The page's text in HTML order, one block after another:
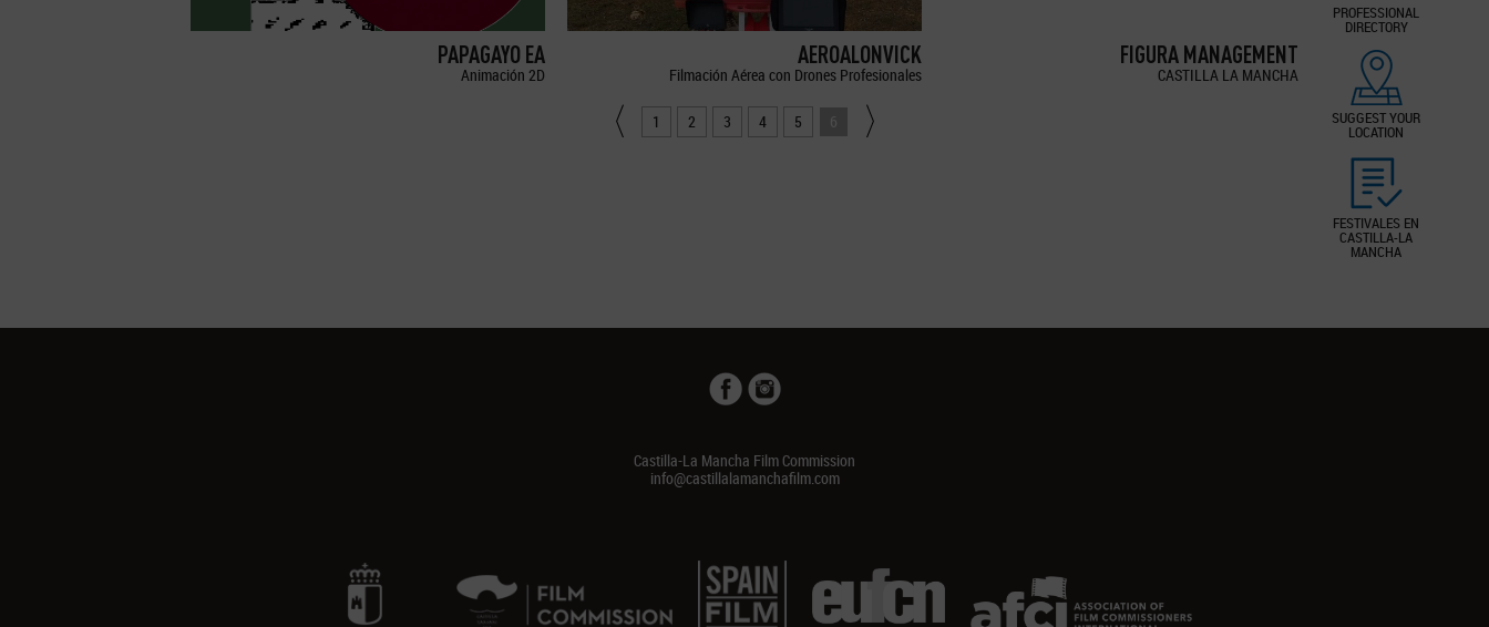
PROFESSIONAL
DIRECTORY
SUGGEST YOUR
LOCATION
FESTIVALES EN
CASTILLA-LA
MANCHA
PAPAGAYO EA
Animación 2D
AEROALONVICK
Filmación Aérea con Drones Profesionales
FIGURA MANAGEMENT
CASTILLA LA MANCHA
1 2 3 4 5 6
Castilla-La Mancha Film Commission
info@castillalamanchafilm.com